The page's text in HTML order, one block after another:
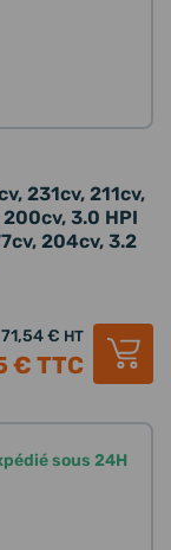
231cv, 211cv,
3.0 HPI
204cv, 3.2
71,54 € HT
€ TTC
sous 24H